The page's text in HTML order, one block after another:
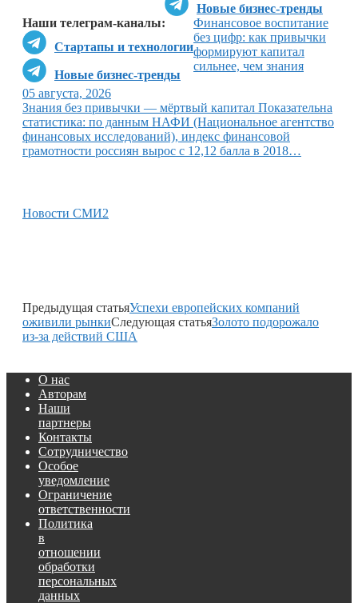
Новые бизнес-тренды
Наши телеграм-каналы:
Стартапы и технологии
Новые бизнес-тренды
Финансовое воспитание
без цифр: как привычки
формируют капитал
сильнее, чем знания
05 августа, 2026
Знания без привычки — мёртвый капитал Показательна
статистика: по данным НАФИ (Национальное агентство
финансовых исследований), индекс финансовой
грамотности россиян вырос с 12,12 балла в 2018…
Новости СМИ2
Предыдущая статьяУспехи европейских компаний
оживили рынкиСледующая статьяЗолото подорожало
из-за действий США
О нас
Авторам
Наши
партнеры
Контакты
Сотрудничество
Особое
уведомление
Ограничение
ответственности
Политика
в
отношении
обработки
персональных
данных